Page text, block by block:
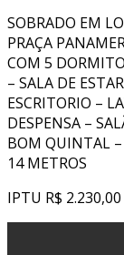
SOBRADO EM
PRAÇA
COM 5
– SALA DE
ESCRITORIO –
DESPENSA –
BOM QUINTAL –
14 METROS
IPTU R$ 2.230,00